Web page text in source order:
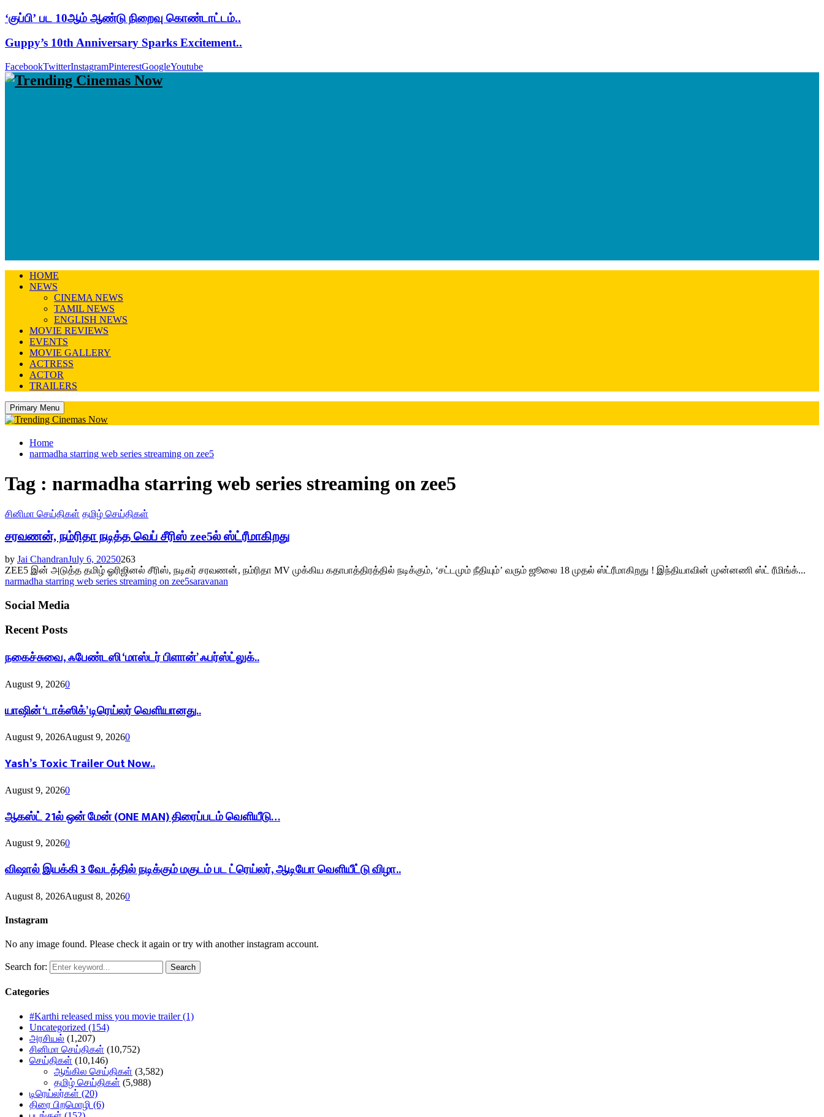
‘குப்பி’ பட 10ஆம் ஆண்டு நிறைவு கொண்டாட்டம்..
Guppy’s 10th Anniversary Sparks Excitement..
FacebookTwitterInstagramPinterestGoogleYoutube
HOME
NEWS
CINEMA NEWS
TAMIL NEWS
ENGLISH NEWS
MOVIE REVIEWS
EVENTS
MOVIE GALLERY
ACTRESS
ACTOR
TRAILERS
Primary Menu
Home
narmadha starring web series streaming on zee5
Tag : narmadha starring web series streaming on zee5
சினிமா செய்திகள் தமிழ் செய்திகள்
சரவணன், நம்ரிதா நடித்த வெப் சீரிஸ் zee5ல் ஸ்ட்ரீமாகிறது
by Jai ChandranJuly 6, 20250263
ZEE5 இன் அடுத்த தமிழ் ஓரிஜினல் சீரிஸ், நடிகர் சரவணன், நம்ரிதா MV முக்கிய கதாபாத்திரத்தில் நடிக்கும், ‘சட்டமும் நீதியும்’ வரும் ஜூலை 18 முதல் ஸ்ட்ரீமாகிறது ! இந்தியாவின் முன்னணி ஸ்ட் ரீமிங்க்...
narmadha starring web series streaming on zee5saravanan
Social Media
Recent Posts
நகைச்சுவை, ஃபேண்டஸி ‘மாஸ்டர் பிளான்’ ஃபர்ஸ்ட்லுக்..
August 9, 20260
யாஷின் ‘டாக்ஸிக்’ டிரெய்லர் வெளியானது..
August 9, 2026August 9, 20260
Yash’s Toxic Trailer Out Now..
August 9, 20260
ஆகஸ்ட் 21ல் ஒன் மேன் (ONE MAN) திரைப்படம் வெளியீடு…
August 9, 20260
விஷால் இயக்கி 3 வேடத்தில் நடிக்கும் மகுடம் பட ட்ரெய்லர், ஆடியோ வெளியீட்டு விழா..
August 8, 2026August 8, 20260
Instagram
No any image found. Please check it again or try with another instagram account.
Search for: Search
Categories
#Karthi released miss you movie trailer(1)
Uncategorized (154)
அரசியல் (1,207)
சினிமா செய்திகள் (10,752)
செய்திகள் (10,146)
ஆங்கில செய்திகள் (3,582)
தமிழ் செய்திகள் (5,988)
டிரெய்லர்கள் (20)
திரை பிறமொழி (6)